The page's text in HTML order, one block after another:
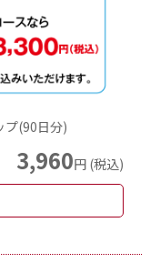
(90日分)
3,960円 (税込)